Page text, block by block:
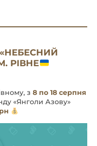
РІВНЕ
з 8 по 18 серпня
«Янголи Азову»